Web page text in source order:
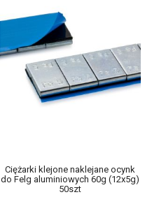
Ciężarki klejone naklejane ocynk
do Felg aluminiowych 60g (12x5g)
50szt